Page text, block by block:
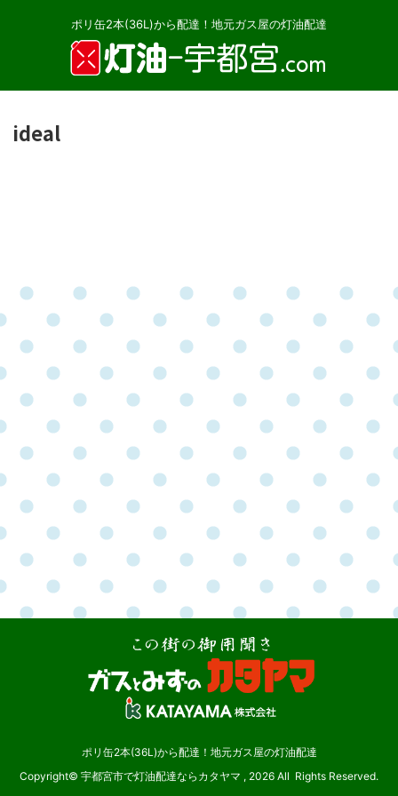
ポリ缶2本(36L)から配達！地元ガス屋の灯油配達
ideal
ポリ缶2本(36L)から配達！地元ガス屋の灯油配達
Copyright© 宇都宮市で灯油配達ならカタヤマ , 2026 All Rights Reserved.